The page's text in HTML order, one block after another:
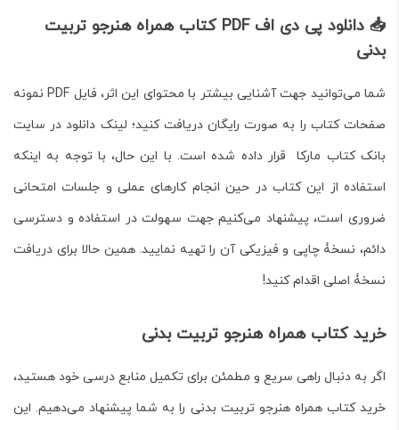
📥 دانلود پی دی اف PDF کتاب همراه هنرجو تربیت
بدنی
شما می‌توانید جهت آشنایی بیشتر با محتوای این اثر،
فایل PDF نمونه
صفحات کتاب را به صورت رایگان دریافت کنید؛ لینک دانلود در سایت
بانک کتاب مارکا قرار داده شده است. با این حال، با توجه به اینکه
استفاده از این کتاب در حین انجام کارهای عملی و جلسات امتحانی
ضروری است، پیشنهاد می‌کنیم جهت سهولت در استفاده و دسترسی
دائم، نسخۀ چاپی و فیزیکی آن را تهیه نمایید. همین حالا برای دریافت
نسخۀ اصلی اقدام کنید!
خرید کتاب همراه هنرجو تربیت بدنی
اگر به دنبال راهی سریع و مطمئن برای تکمیل منابع درسی خود هستید،
خرید کتاب همراه هنرجو تربیت بدنی را به شما پیشنهاد می‌دهیم. این